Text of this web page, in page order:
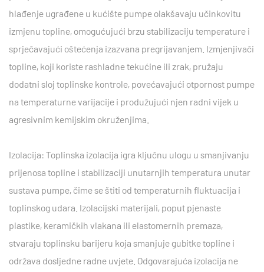
hlađenje ugrađene u kućište pumpe olakšavaju učinkovitu
izmjenu topline, omogućujući brzu stabilizaciju temperature i
sprječavajući oštećenja izazvana pregrijavanjem. Izmjenjivači
topline, koji koriste rashladne tekućine ili zrak, pružaju
dodatni sloj toplinske kontrole, povećavajući otpornost pumpe
na temperaturne varijacije i produžujući njen radni vijek u
agresivnim kemijskim okruženjima.
Izolacija: Toplinska izolacija igra ključnu ulogu u smanjivanju
prijenosa topline i stabilizaciji unutarnjih temperatura unutar
sustava pumpe, čime se štiti od temperaturnih fluktuacija i
toplinskog udara. Izolacijski materijali, poput pjenaste
plastike, keramičkih vlakana ili elastomernih premaza,
stvaraju toplinsku barijeru koja smanjuje gubitke topline i
održava dosljedne radne uvjete. Odgovarajuća izolacija ne